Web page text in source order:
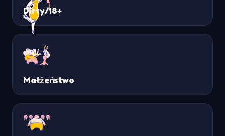
Dirty/18+
Małżeństwo